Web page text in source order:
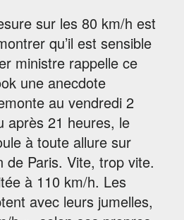
sur les 80 km/h est
qu’il est sensible
ministre rappelle ce
une anecdote
au vendredi 2
après 21 heures, le
à toute allure sur
de Paris. Vite, trop vite.
à 110 km/h. Les
avec leurs jumelles,